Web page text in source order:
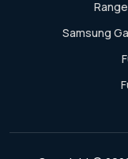
Samsung